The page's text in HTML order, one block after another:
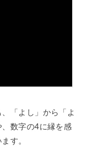
「よし」から「よ
数字の4に縁を感
す。